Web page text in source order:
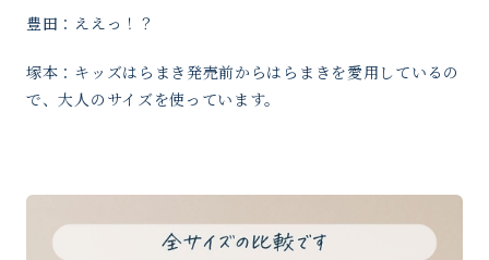
豊田：ええっ！？
塚本：キッズはらまき発売前からはらまきを愛用しているの
で、大人のサイズを使っています。